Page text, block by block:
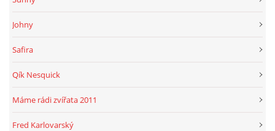
Johny
Safira
Qík Nesquick
Máme rádi zvířata 2011
Fred Karlovarský